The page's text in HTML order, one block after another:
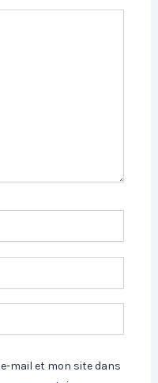
mail et mon site dans